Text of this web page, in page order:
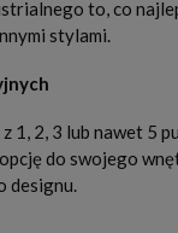
to, co
stylami.
1, 2, 3 lub nawet
do swojego
designu.